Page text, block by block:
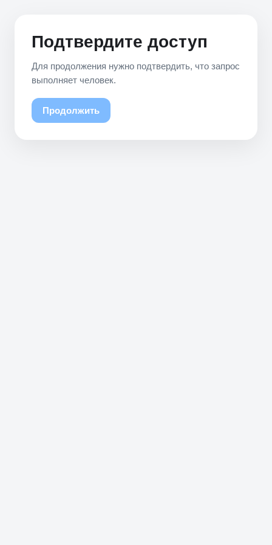
Подтвердите доступ
Для продолжения нужно подтвердить, что запрос
выполняет человек.
Продолжить